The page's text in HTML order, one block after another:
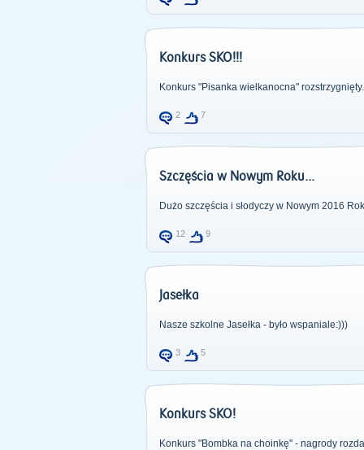
Konkurs SKO!!!
Konkurs "Pisanka wielkanocna" rozstrzygnięty.
2 7
Szczęścia w Nowym Roku...
Dużo szczęścia i słodyczy w Nowym 2016
12 9
Jasełka
Nasze szkolne Jasełka - było wspaniale:)))
3 5
Konkurs SKO!
Konkurs "Bombka na choinkę" - nagrody